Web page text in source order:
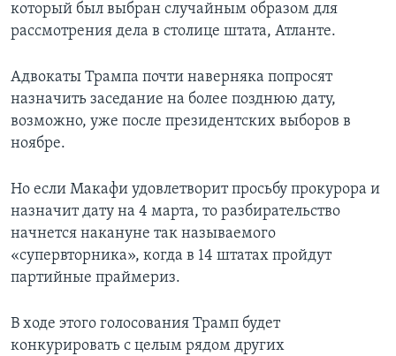
который был выбран случайным образом для
рассмотрения дела в столице штата, Атланте.
Адвокаты Трампа почти наверняка попросят
назначить заседание на более позднюю дату,
возможно, уже после президентских выборов в
ноябре.
Но если Макафи удовлетворит просьбу прокурора и
назначит дату на 4 марта, то разбирательство
начнется накануне так называемого
«супервторника», когда в 14 штатах пройдут
партийные праймериз.
В ходе этого голосования Трамп будет
конкурировать с целым рядом других